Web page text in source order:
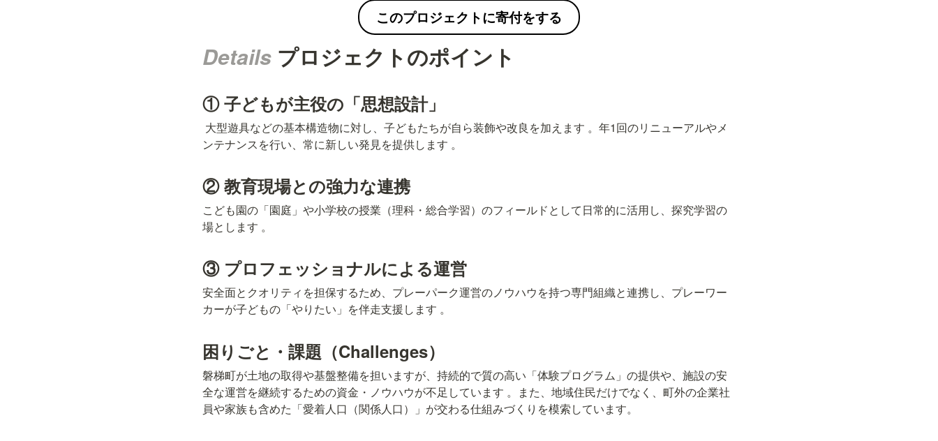
このプロジェクトに寄付をする
Details プロジェクトのポイント
① 子どもが主役の「思想設計」
ンテナンスを行い、常に新しい発見を提供します 。
② 教育現場との強力な連携
こども園の「園庭」や小学校の授業（理科・総合学習）のフィールドとして日常的に活用し、探究学習の
場とします 。
③ プロフェッショナルによる運営
安全面とクオリティを担保するため、プレーパーク運営のノウハウを持つ専門組織と連携し、プレーワー
カーが子どもの「やりたい」を伴走支援します 。
困りごと・課題（Challenges）
磐梯町が土地の取得や基盤整備を担いますが、持続的で質の高い「体験プログラム」の提供や、施設の安
全な運営を継続するための資金・ノウハウが不足しています 。また、地域住民だけでなく、町外の企業社
員や家族も含めた「愛着人口（関係人口）」が交わる仕組みづくりを模索しています。